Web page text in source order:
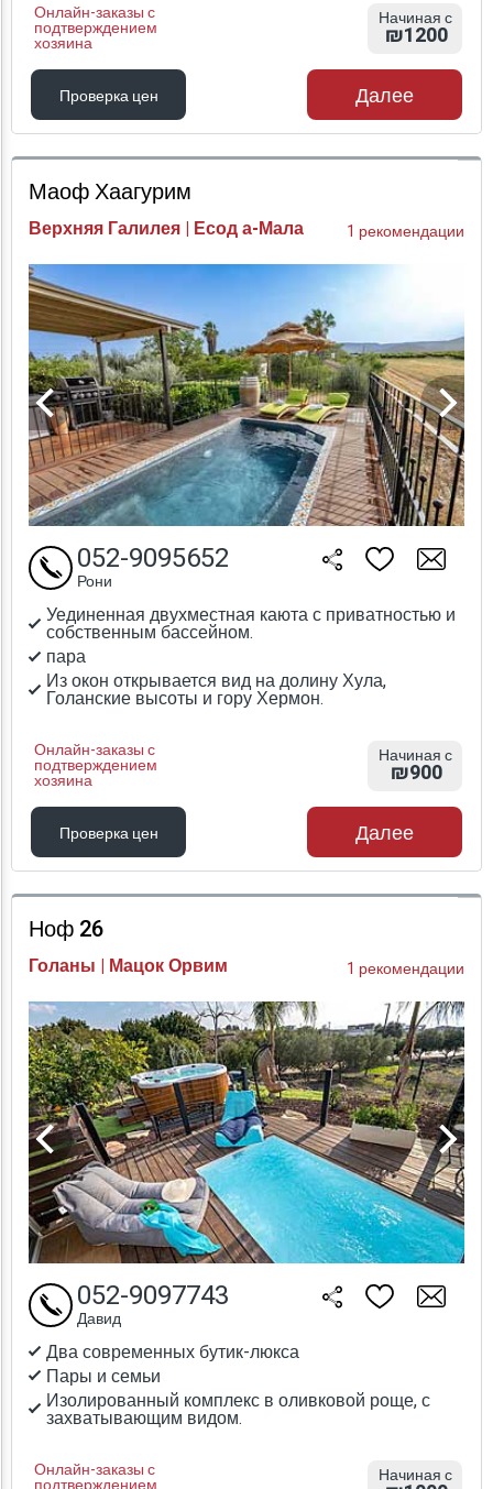
Онлайн-заказы с
подтверждением
хозяина
Начиная с
₪1200
Проверка цен
Проверка цен
Далее
Маоф Хаагурим
Верхняя Галилея | Есод а-Мала 1 рекомендации
Уединенная двухместная каюта с приватностью и
собственным бассейном.
пара
Из окон открывается вид на долину Хула,
Голанские высоты и гору Хермон.
Онлайн-заказы с
подтверждением
хозяина
052-9095652
Рони
Начиная с
₪900
Проверка цен
Проверка цен
Далее
Ноф 26
Голаны | Мацок Орвим 1 рекомендации
Два современных бутик-люкса
Пары и семьи
Изолированный комплекс в оливковой роще, с
захватывающим видом.
Онлайн-заказы с
052-9097743
Давид
Начиная с